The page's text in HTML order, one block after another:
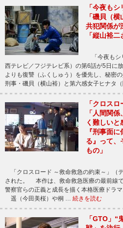
「今夜も
「磯貝（
共犯関係が
「縦山裕
「今夜もシ
西テレビ／フジテレビ系）の第6話が5日
よりも復讐（ふくしゅう）を優先し、秘密
刑事・磯貝（横山裕）と第六感女子ヒナタ
「クロス
「人間関
く難しい
『刑事面
る』って、
もの」
「クロスロード ～救命救急の約束～」（
された。 本作は、救命救急医療の最前線
警察官らの正義と成長を描く本格医療ドラ
遥（今田美桜）や桐 … 続きを読む
「GTO」“